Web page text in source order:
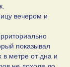
вечером и
показывал
в метре от дна и